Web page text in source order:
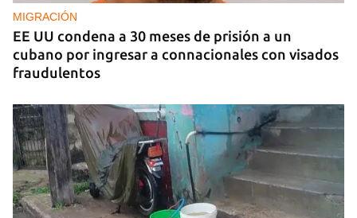
MIGRACIÓN
EE UU condena a 30 meses de prisión a un
cubano por ingresar a connacionales con visados
fraudulentos